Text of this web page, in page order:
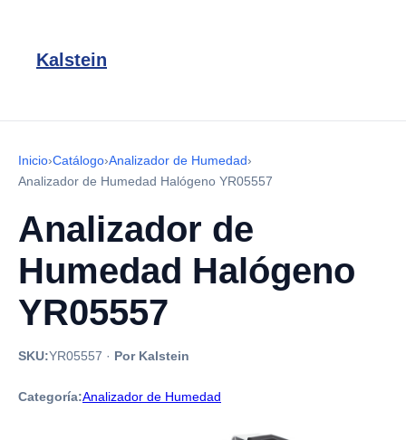
Kalstein
Inicio›Catálogo›Analizador de Humedad›
Analizador de Humedad Halógeno YR05557
Analizador de
Humedad Halógeno
YR05557
SKU:YR05557 · Por Kalstein
Categoría:Analizador de Humedad